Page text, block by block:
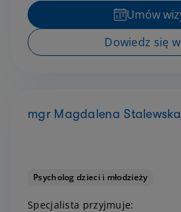
Umów
Dowiedz się
mgr Magdalena Stalewska
Psycholog dzieci i młodzieży
Specjalista przyjmuje: